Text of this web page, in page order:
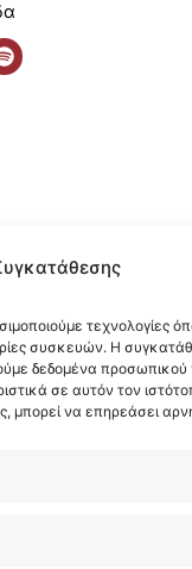
τεχνολογίες
συσκευών. Η
δεδομένα
σε αυτόν τον
να επηρεάσει
S
p
o